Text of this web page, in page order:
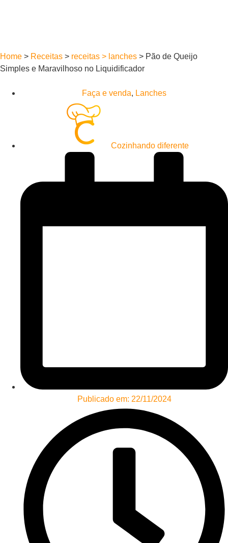
Home > Receitas > receitas > lanches > Pão de Queijo
Simples e Maravilhoso no Liquidificador
Faça e venda, Lanches
Cozinhando diferente
Publicado em: 22/11/2024